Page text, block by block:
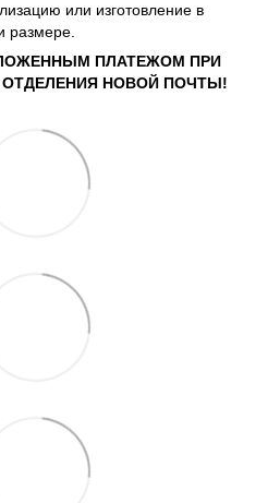
или изготовление в
размере.
ПЛАТЕЖОМ ПРИ
НОВОЙ ПОЧТЫ!